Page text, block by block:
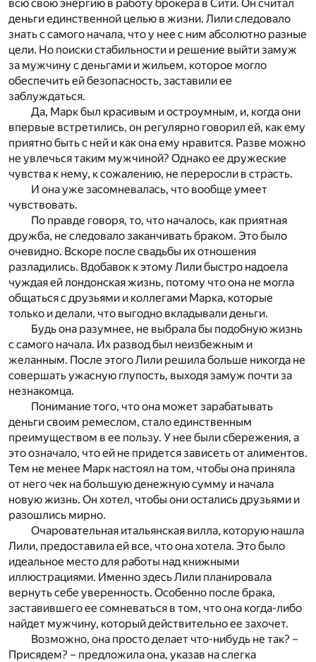
всю свою энергию в работу брокера в Сити. Он считал
деньги единственной целью в жизни. Лили следовало
знать с самого начала, что у нее с ним абсолютно разные
цели. Но поиски стабильности и решение выйти замуж
за мужчину с деньгами и жильем, которое могло
обеспечить ей безопасность, заставили ее
заблуждаться.
Да, Марк был красивым и остроумным, и, когда они
впервые встретились, он регулярно говорил ей, как ему
приятно быть с ней и как она ему нравится. Разве можно
не увлечься таким мужчиной? Однако ее дружеские
чувства к нему, к сожалению, не переросли в страсть.
И она уже засомневалась, что вообще умеет
чувствовать.
По правде говоря, то, что началось, как приятная
дружба, не следовало заканчивать браком. Это было
очевидно. Вскоре после свадьбы их отношения
разладились. Вдобавок к этому Лили быстро надоела
чуждая ей лондонская жизнь, потому что она не могла
общаться с друзьями и коллегами Марка, которые
только и делали, что выгодно вкладывали деньги.
Будь она разумнее, не выбрала бы подобную жизнь
с самого начала. Их развод был неизбежным и
желанным. После этого Лили решила больше никогда не
совершать ужасную глупость, выходя замуж почти за
незнакомца.
Понимание того, что она может зарабатывать
деньги своим ремеслом, стало единственным
преимуществом в ее пользу. У нее были сбережения, а
это означало, что ей не придется зависеть от алиментов.
Тем не менее Марк настоял на том, чтобы она приняла
от него чек на большую денежную сумму и начала
новую жизнь. Он хотел, чтобы они остались друзьями и
разошлись мирно.
Очаровательная итальянская вилла, которую нашла
Лили, предоставила ей все, что она хотела. Это было
идеальное место для работы над книжными
иллюстрациями. Именно здесь Лили планировала
вернуть себе уверенность. Особенно после брака,
заставившего ее сомневаться в том, что она когда-либо
найдет мужчину, который действительно ее захочет.
Возможно, она просто делает что-нибудь не так? –
Присядем? – предложила она, указав на слегка